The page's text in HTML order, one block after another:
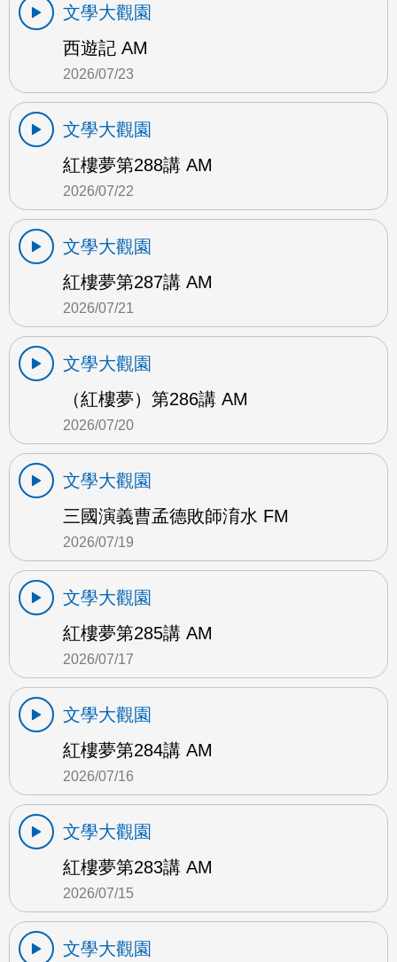
文學大觀園
西遊記 AM
2026/07/23
文學大觀園
紅樓夢第288講 AM
2026/07/22
文學大觀園
紅樓夢第287講 AM
2026/07/21
文學大觀園
（紅樓夢）第286講 AM
2026/07/20
文學大觀園
三國演義曹孟德敗師淯水 FM
2026/07/19
文學大觀園
紅樓夢第285講 AM
2026/07/17
文學大觀園
紅樓夢第284講 AM
2026/07/16
文學大觀園
紅樓夢第283講 AM
2026/07/15
文學大觀園